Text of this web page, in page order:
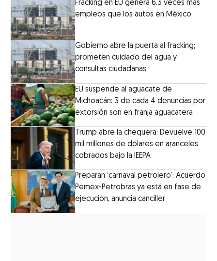
Fracking en EU genera 6.3 veces más
empleos que los autos en México
Gobierno abre la puerta al fracking;
prometen cuidado del agua y
consultas ciudadanas
EU suspende al aguacate de
Michoacán: 3 de cada 4 denuncias por
extorsión son en franja aguacatera
Trump abre la chequera: Devuelve 100
mil millones de dólares en aranceles
cobrados bajo la IEEPA
Preparan ‘carnaval petrolero’: Acuerdo
Pemex-Petrobras ya está en fase de
ejecución, anuncia canciller